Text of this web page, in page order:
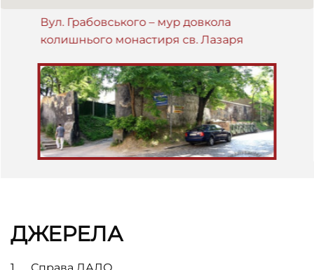
Вул. Грабовського – мур довкола
колишнього монастиря св. Лазаря
ДЖЕРЕЛА